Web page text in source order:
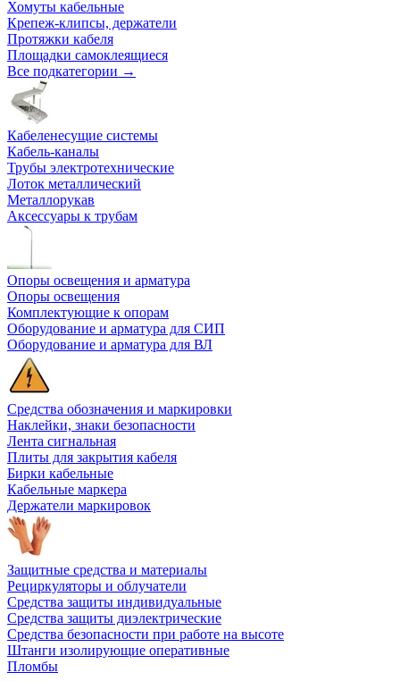
Хомуты кабельные
Крепеж-клипсы, держатели
Протяжки кабеля
Площадки самоклеящиеся
Все подкатегории →
Кабеленесущие системы
Кабель-каналы
Трубы электротехнические
Лоток металлический
Металлорукав
Аксессуары к трубам
Опоры освещения и арматура
Опоры освещения
Комплектующие к опорам
Оборудование и арматура для СИП
Оборудование и арматура для ВЛ
Средства обозначения и маркировки
Наклейки, знаки безопасности
Лента сигнальная
Плиты для закрытия кабеля
Бирки кабельные
Кабельные маркера
Держатели маркировок
Защитные средства и материалы
Рециркуляторы и облучатели
Средства защиты индивидуальные
Средства защиты диэлектрические
Средства безопасности при работе на высоте
Штанги изолирующие оперативные
Пломбы